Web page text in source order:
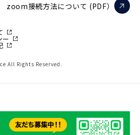
zoom接続方法について (PDF）
ー
All Rights Reserved.